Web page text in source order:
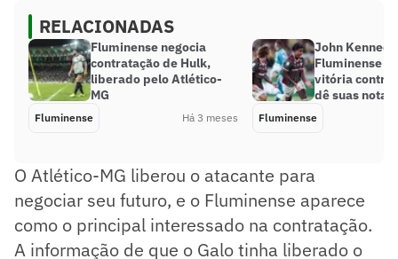
RELACIONADAS
Fluminense negocia
contratação de Hulk,
liberado pelo Atlético-
MG
Fluminense Há 3 meses
John
Fluminense e
vitória contra
dê suas notas
Fluminense
O Atlético-MG liberou o atacante para
negociar seu futuro, e o Fluminense aparece
como o principal interessado na contratação.
A informação de que o Galo tinha liberado o